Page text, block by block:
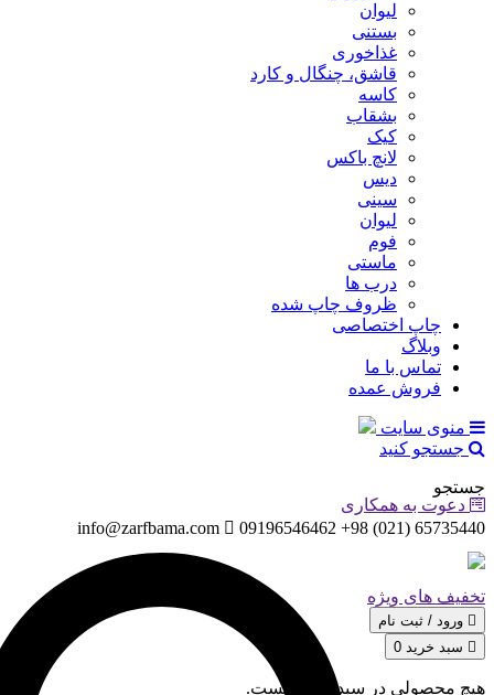
لیوان
بستنی
غذاخوری
قاشق، چنگال و کارد
کاسه
بشقاب
کیک
لانچ باکس
دیس
سینی
لیوان
فوم
ماستی
درب ها
ظروف چاپ شده
چاپ اختصاصی
وبلاگ
تماس با ما
فروش عمده
منوی سایت
جستجو کنید
جستجو
دعوت به همکاری
65735440 (021) 98+ 09196546462
info@zarfbama.com
تخفیف های ویژه
سبد خرید 0
هیچ محصولی در سبد خرید نیست.